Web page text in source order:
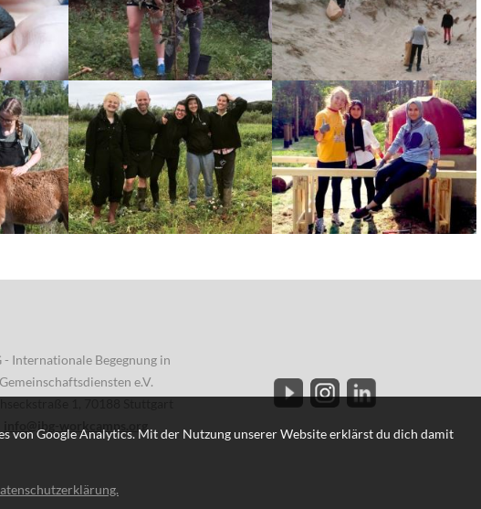
von Google Analytics. Mit der Nutzung unserer Website erklärst du dich damit
- Internationale Begegnung in
Gemeinschaftsdiensten e.V.